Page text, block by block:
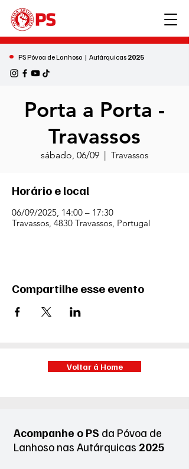
• PS Póvoa de Lanhoso | Autárquicas 2025
Porta a Porta -
Travassos
sábado, 06/09
  |
Travassos
Horário e local
06/09/2025, 14:00 – 17:30
Travassos, 4830 Travassos, Portugal
Compartilhe esse evento
Voltar á Home
Acompanhe o PS da Póvoa de
Lanhoso nas Autárquicas 2025